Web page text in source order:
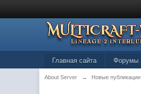
Главная сайта Форумы
About Server → Новые публикации